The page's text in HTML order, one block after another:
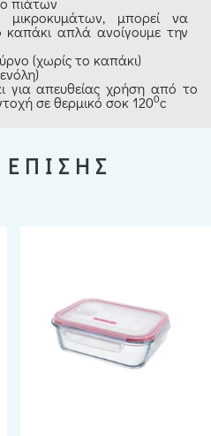
μικροκυμάτων, μπορεί να
καπάκι απλά ανοίγουμε την
(χωρίς το καπάκι)
για απευθείας χρήση από το
σε θερμικό σοκ 1200c